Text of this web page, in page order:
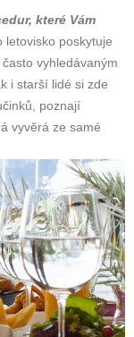
které Vám
letovisko poskytuje
vyhledávaným
i starší lidé si zde
poznají
vyvěrá ze samé